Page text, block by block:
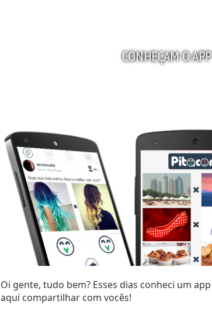
@cakawaminami
YouTube:Camila Kawaminami
http://youtube.com/c/CamilaKawaminami
Um beijo
CONHEÇAM O
Oi gente, tudo bem? Esses dias conheci um
aqui compartilhar com vocês!